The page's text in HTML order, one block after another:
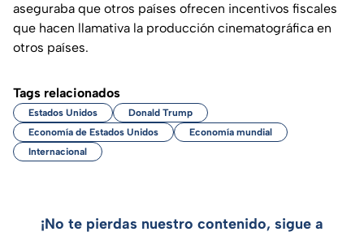
aseguraba que otros países ofrecen incentivos fiscales
que hacen llamativa la producción cinematográfica en
otros países.
Tags relacionados
Estados Unidos
Donald Trump
Economía de Estados Unidos
Economía mundial
Internacional
¡No te pierdas nuestro contenido, sigue a